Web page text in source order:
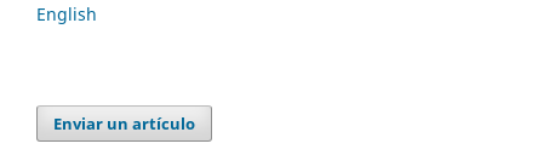
English
Enviar un artículo